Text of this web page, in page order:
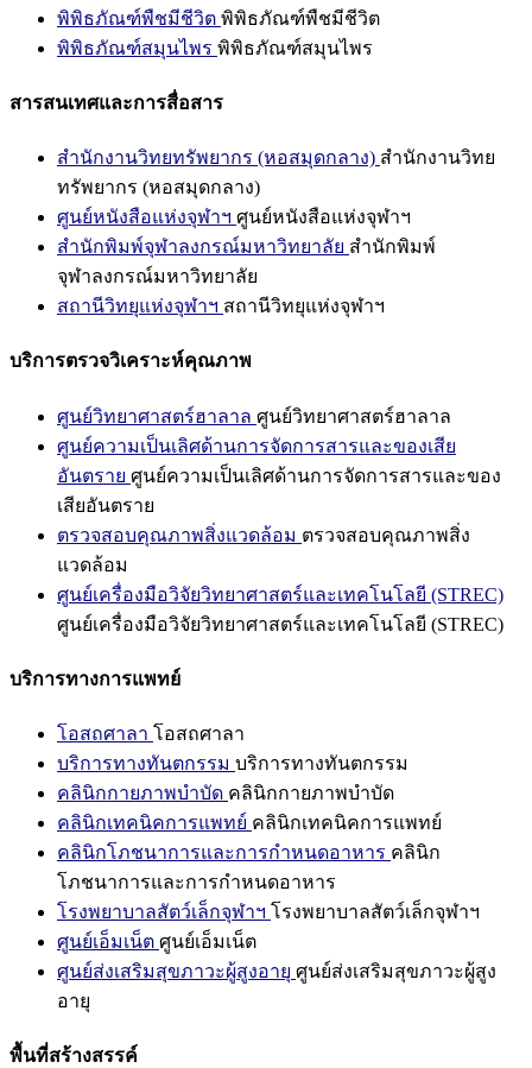
พิพิธภัณฑ์พืชมีชีวิต พิพิธภัณฑ์พืชมีชีวิต
พิพิธภัณฑ์สมุนไพร พิพิธภัณฑ์สมุนไพร
สารสนเทศและการสื่อสาร
สำนักงานวิทยทรัพยากร (หอสมุดกลาง) สำนักงานวิทย
ทรัพยากร (หอสมุดกลาง)
ศูนย์หนังสือแห่งจุฬาฯ ศูนย์หนังสือแห่งจุฬาฯ
สำนักพิมพ์จุฬาลงกรณ์มหาวิทยาลัย สำนักพิมพ์
จุฬาลงกรณ์มหาวิทยาลัย
สถานีวิทยุแห่งจุฬาฯ สถานีวิทยุแห่งจุฬาฯ
บริการตรวจวิเคราะห์คุณภาพ
ศูนย์วิทยาศาสตร์ฮาลาล ศูนย์วิทยาศาสตร์ฮาลาล
ศูนย์ความเป็นเลิศด้านการจัดการสารและของเสีย
อันตราย ศูนย์ความเป็นเลิศด้านการจัดการสารและของ
เสียอันตราย
ตรวจสอบคุณภาพสิ่งแวดล้อม ตรวจสอบคุณภาพสิ่ง
แวดล้อม
ศูนย์เครื่องมือวิจัยวิทยาศาสตร์และเทคโนโลยี (STREC)
ศูนย์เครื่องมือวิจัยวิทยาศาสตร์และเทคโนโลยี (STREC)
บริการทางการแพทย์
โอสถศาลา โอสถศาลา
บริการทางทันตกรรม บริการทางทันตกรรม
คลินิกกายภาพบำบัด คลินิกกายภาพบำบัด
คลินิกเทคนิคการแพทย์ คลินิกเทคนิคการแพทย์
คลินิกโภชนาการและการกำหนดอาหาร คลินิก
โภชนาการและการกำหนดอาหาร
โรงพยาบาลสัตว์เล็กจุฬาฯ โรงพยาบาลสัตว์เล็กจุฬาฯ
ศูนย์เอ็มเน็ต ศูนย์เอ็มเน็ต
ศูนย์ส่งเสริมสุขภาวะผู้สูงอายุ ศูนย์ส่งเสริมสุขภาวะผู้สูง
อายุ
พื้นที่สร้างสรรค์